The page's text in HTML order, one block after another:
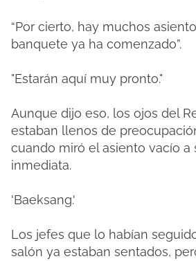
“Por cierto, hay muchos
banquete ya ha comenzado”.
"Estarán aquí muy pronto."
Aunque dijo eso, los ojos del
estaban llenos de
cuando miró el asiento vacío a
inmediata.
'Baeksang.'
Los jefes que lo habían
salón ya estaban sentados,